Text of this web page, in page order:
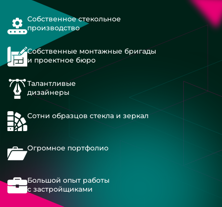
Собственное стекольное
производство
Собственные монтажные бригады
и проектное бюро
Талантливые
дизайнеры
Сотни образцов стекла и зеркал
Огромное портфолио
Большой опыт работы
с застройщиками